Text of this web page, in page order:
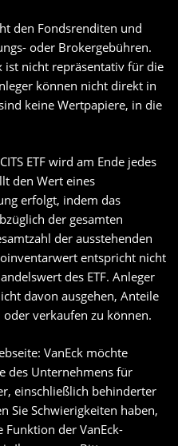
den Fondsrenditen und
oder Brokergebühren.
ist nicht repräsentativ für die
können nicht direkt in
keine Wertpapiere, in die
ETF wird am Ende jedes
den Wert eines
erfolgt, indem das
der gesamten
der ausstehenden
entspricht nicht
des ETF. Anleger
davon ausgehen, Anteile
verkaufen zu können.
VanEck möchte
des Unternehmens für
einschließlich behinderter
Sie Schwierigkeiten haben,
der VanEck-